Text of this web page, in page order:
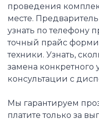
проведения
месте.
узнать по телефону
точный прайс
техники. Узнать,
замена конкретного
консультации с
Мы гарантируем
платите только за